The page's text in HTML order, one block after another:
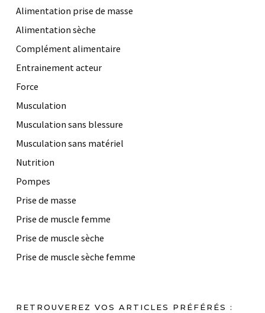
Alimentation prise de masse
Alimentation sèche
Complément alimentaire
Entrainement acteur
Force
Musculation
Musculation sans blessure
Musculation sans matériel
Nutrition
Pompes
Prise de masse
Prise de muscle femme
Prise de muscle sèche
Prise de muscle sèche femme
RETROUVEREZ VOS ARTICLES PRÉFÉRÉS :